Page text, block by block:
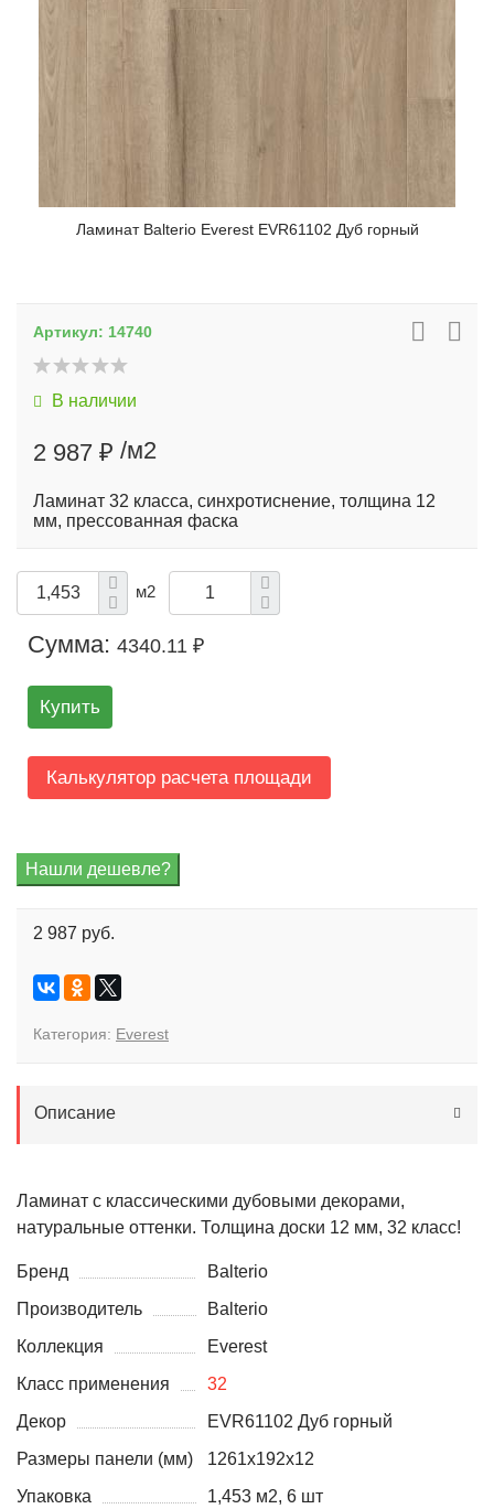
Ламинат Balterio Everest EVR61102 Дуб горный
Артикул: 14740
В наличии
2 987 ₽ /м2
Ламинат 32 класса, синхротиснение, толщина 12
мм, прессованная фаска
м2
Сумма: 4340.11 ₽
Купить
Калькулятор расчета площади
2 987 руб.
Категория: Everest
Описание
Ламинат с классическими дубовыми декорами,
натуральные оттенки. Толщина доски 12 мм, 32 класс!
Бренд
Balterio
Производитель
Balterio
Коллекция
Everest
Класс применения
32
Декор
EVR61102 Дуб горный
Размеры панели (мм)
1261x192x12
Упаковка
1,453 м2, 6 шт